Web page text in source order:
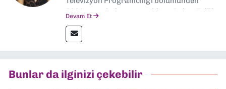
2024 senesinde mezun oldum. Dokuz Eylül
editörlük görevini de üstleniyorum.
Devam Et
Bunlar da ilginizi çekebilir